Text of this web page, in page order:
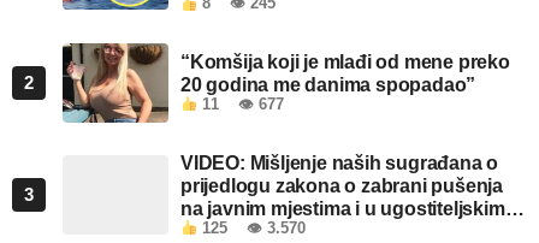
8 👁 245
2
“Komšija koji je mlađi od mene preko
20 godina me danima spopadao”
11 👁 677
3
VIDEO: Mišljenje naših sugrađana o
prijedlogu zakona o zabrani pušenja
na javnim mjestima i u ugostiteljskim
objektima u FBiH
125 👁 3.570